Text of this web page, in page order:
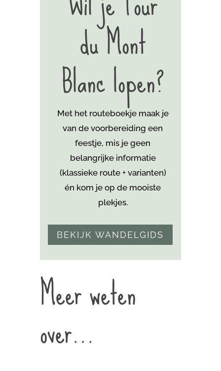
du Mont
Blanc lopen?
Met het routeboekje maak je
van de voorbereiding een
feestje, mis je geen
belangrijke informatie
(klassieke route + varianten)
én kom jeop de mooiste
plekjes.
BEKIJK WANDELGIDS
Meer weten
over…